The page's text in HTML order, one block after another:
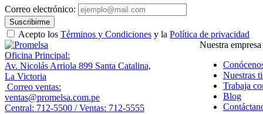
Correo electrónico:
Suscribirme
Acepto los Términos y Condiciones y la Política de privacidad
Oficina Principal:
Av. Nicolás Arriola 899 Santa Catalina,
La Victoria
Correo ventas:
ventas@promelsa.com.pe
Central: 712-5500 / Ventas: 712-5555
Nuestra empresa
Nuestras
Trabaja
Blog